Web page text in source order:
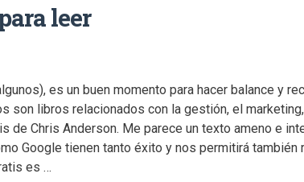
leer
es un buen momento para hacer balance y
son libros relacionados con la gestión, el
de Chris Anderson. Me parece un texto ameno e
Google tienen tanto éxito y nos permitirá
es …